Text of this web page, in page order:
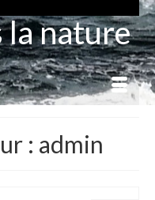
la nature
: admin